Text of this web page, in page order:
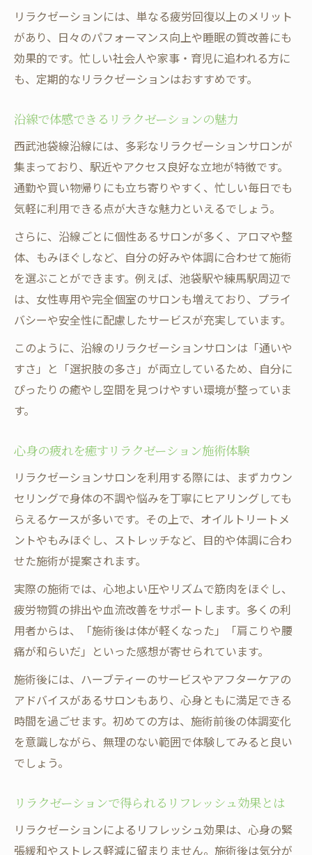
リラクゼーションサロンの予約時間と来店
のコツ
忙しい毎日に寄り添うリラクゼーションの魅力
とは
シュ効果
毎日続く疲れにリラクゼーションで癒やし
を
女性に人気のリラクゼーション施術の特徴
ストレス解消に役立つリラクゼーションの
方法
リラクゼーションで心と体のバランスを整
える
リラクゼーションを最大限楽しむためのポイン
ト
リラクゼーション効果を高める事前準備の
すすめ
リラクゼーションサロンでの過ごし方のポ
知識
リラクゼーション施術前後のおすすめ習慣
五感で感じるリラクゼーション空間の作り
方
自分に合うリラクゼーション空間で過ごす時間
素
自分に最適なリラクゼーション環境の見つ
け方
アロマや音楽で深まるリラクゼーションの
時間
プライバシー重視のリラクゼーション空間
活用術
リラクゼーションサロンの雰囲気がもたら
西武池袋線沿線で叶う癒やしのリラクゼーショ
沿線で見つける理想のリラクゼーション体
リラクゼーションには、単なる疲労回復以上のメリット
があり、日々のパフォーマンス向上や睡眠の質改善にも
効果的です。忙しい社会人や家事・育児に追われる方に
も、定期的なリラクゼーションはおすすめです。
沿線で体感できるリラクゼーションの魅力
西武池袋線沿線には、多彩なリラクゼーションサロンが
集まっており、駅近やアクセス良好な立地が特徴です。
通勤や買い物帰りにも立ち寄りやすく、忙しい毎日でも
気軽に利用できる点が大きな魅力といえるでしょう。
さらに、沿線ごとに個性あるサロンが多く、アロマや整
体、もみほぐしなど、自分の好みや体調に合わせて施術
を選ぶことができます。例えば、池袋駅や練馬駅周辺で
は、女性専用や完全個室のサロンも増えており、プライ
バシーや安全性に配慮したサービスが充実しています。
このように、沿線のリラクゼーションサロンは「通いや
すさ」と「選択肢の多さ」が両立しているため、自分に
ぴったりの癒やし空間を見つけやすい環境が整っていま
す。
心身の疲れを癒すリラクゼーション施術体験
リラクゼーションサロンを利用する際には、まずカウン
セリングで身体の不調や悩みを丁寧にヒアリングしても
らえるケースが多いです。その上で、オイルトリートメ
ントやもみほぐし、ストレッチなど、目的や体調に合わ
せた施術が提案されます。
実際の施術では、心地よい圧やリズムで筋肉をほぐし、
疲労物質の排出や血流改善をサポートします。多くの利
用者からは、「施術後は体が軽くなった」「肩こりや腰
痛が和らいだ」といった感想が寄せられています。
施術後には、ハーブティーのサービスやアフターケアの
アドバイスがあるサロンもあり、心身ともに満足できる
時間を過ごせます。初めての方は、施術前後の体調変化
を意識しながら、無理のない範囲で体験してみると良い
でしょう。
リラクゼーションで得られるリフレッシュ効果とは
リラクゼーションによるリフレッシュ効果は、心身の緊
張緩和やストレス軽減に留まりません。施術後は気分が